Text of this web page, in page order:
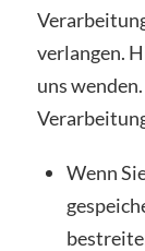
verlangen.
uns
Wenn